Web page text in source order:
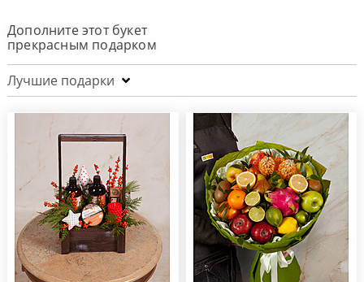
Change
language
to
English
Дополните этот букет
прекрасным подарком
Лучшие подарки